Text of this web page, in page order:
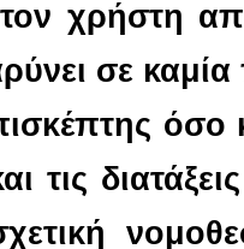
χρήστη
σε
όσο
τις